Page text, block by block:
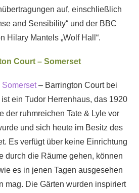
auf, einschließlich
and Sensibility“ und der BBC
Hilary Mantels „Wolf Hall“.
Court – Somerset
Somerset– Barrington Court bei
ist ein Tudor Herrenhaus, das 1920
der ruhmreichen Tate & Lyle vor
und sich heute im Besitz des
Es verfügt über keine Einrichtung
durch die Räume gehen, können
es in jenen Tagen ausgesehen
mag. Die Gärten wurden inspiriert